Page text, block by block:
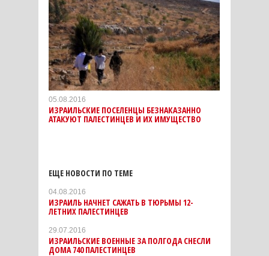
05.08.2016
ИЗРАИЛЬСКИЕ ПОСЕЛЕНЦЫ БЕЗНАКАЗАННО
АТАКУЮТ ПАЛЕСТИНЦЕВ И ИХ ИМУЩЕСТВО
ЕЩЕ НОВОСТИ ПО ТЕМЕ
04.08.2016
ИЗРАИЛЬ НАЧНЕТ САЖАТЬ В ТЮРЬМЫ 12-
ЛЕТНИХ ПАЛЕСТИНЦЕВ
29.07.2016
ИЗРАИЛЬСКИЕ ВОЕННЫЕ ЗА ПОЛГОДА СНЕСЛИ
ДОМА 740 ПАЛЕСТИНЦЕВ